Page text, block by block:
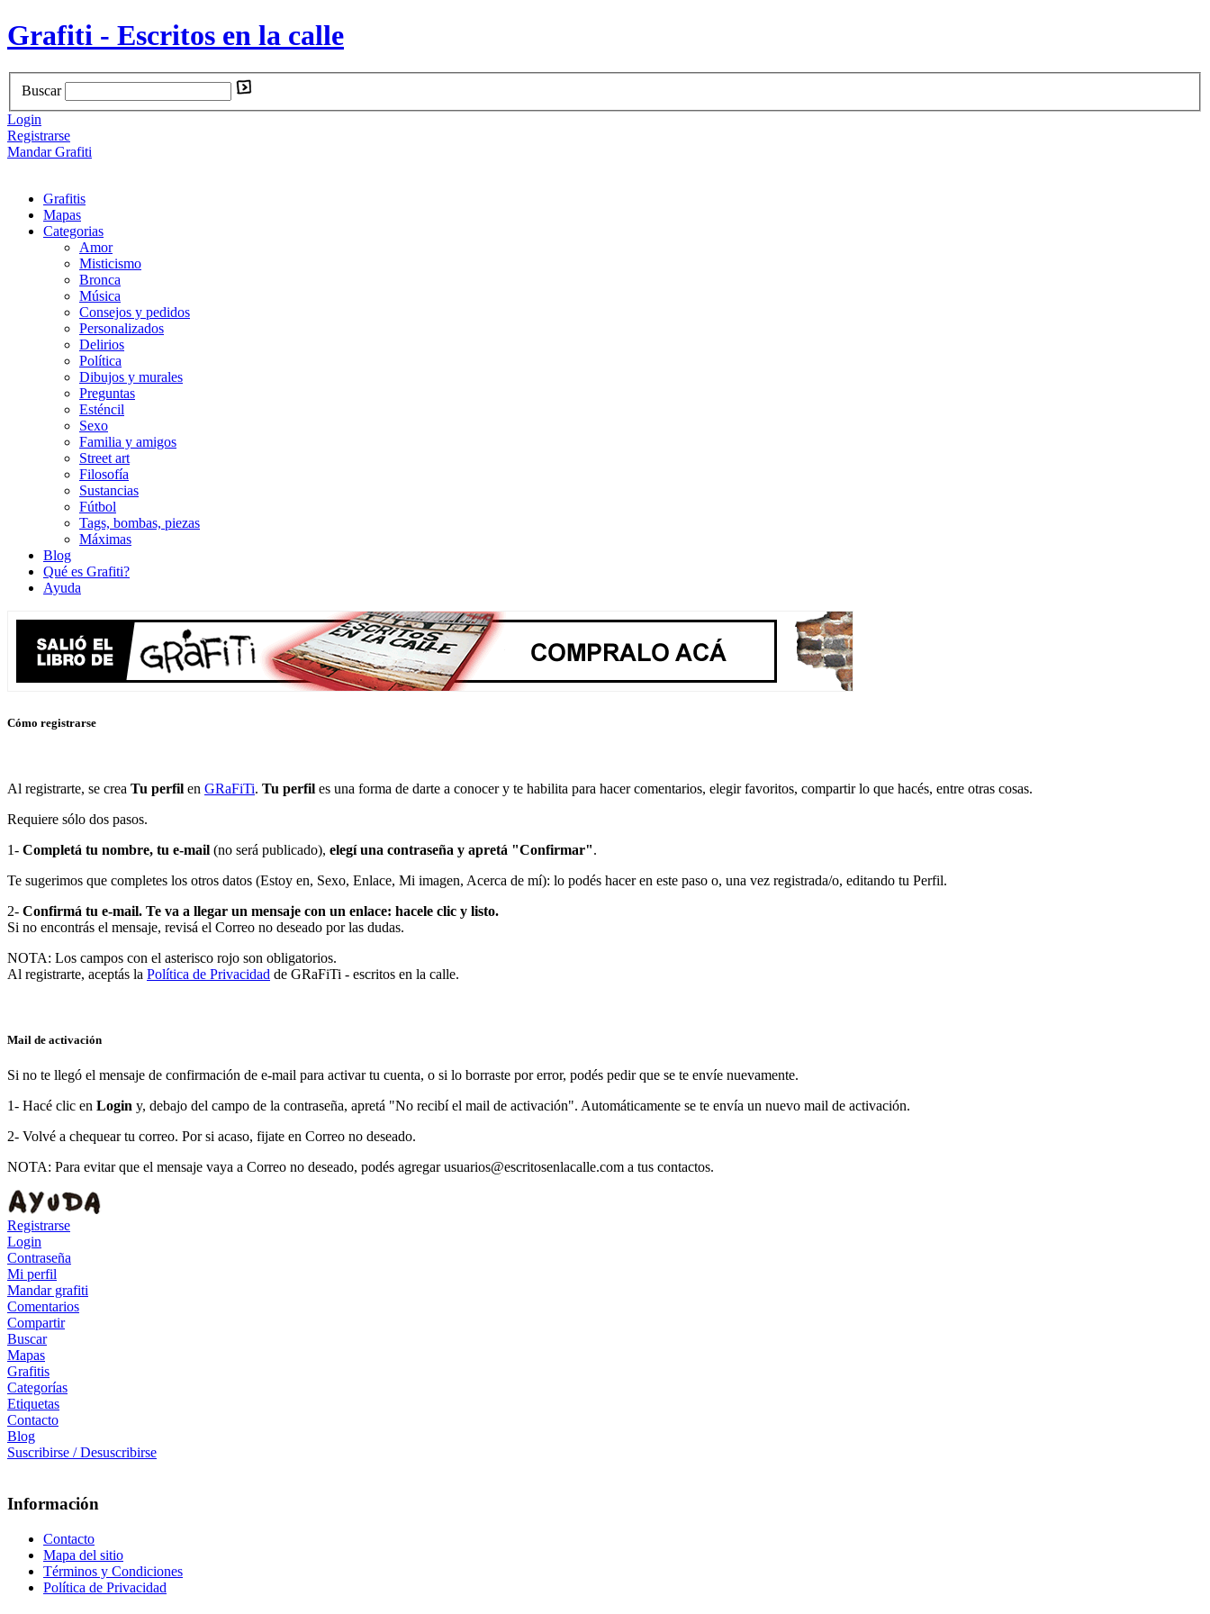
Grafiti - Escritos en la calle
Buscar
Login
Registrarse
Mandar Grafiti
Grafitis
Mapas
Categorias
Amor
Misticismo
Bronca
Música
Consejos y pedidos
Personalizados
Delirios
Política
Dibujos y murales
Preguntas
Esténcil
Sexo
Familia y amigos
Street art
Filosofía
Sustancias
Fútbol
Tags, bombas, piezas
Máximas
Blog
Qué es Grafiti?
Ayuda
Cómo registrarse
Al registrarte, se crea Tu perfil en GRaFiTi. Tu perfil es una forma de darte a conocer y te habilita para hacer comentarios, elegir favoritos, compartir lo que hacés, entre otras cosas.
Requiere sólo dos pasos.
1- Completá tu nombre, tu e-mail (no será publicado), elegí una contraseña y apretá "Confirmar".
Te sugerimos que completes los otros datos (Estoy en, Sexo, Enlace, Mi imagen, Acerca de mí): lo podés hacer en este paso o, una vez registrada/o, editando tu Perfil.
2- Confirmá tu e-mail. Te va a llegar un mensaje con un enlace: hacele clic y listo.
Si no encontrás el mensaje, revisá el Correo no deseado por las dudas.
NOTA: Los campos con el asterisco rojo son obligatorios.
Al registrarte, aceptás la Política de Privacidad de GRaFiTi - escritos en la calle.
Mail de activación
Si no te llegó el mensaje de confirmación de e-mail para activar tu cuenta, o si lo borraste por error, podés pedir que se te envíe nuevamente.
1- Hacé clic en Login y, debajo del campo de la contraseña, apretá "No recibí el mail de activación". Automáticamente se te envía un nuevo mail de activación.
2- Volvé a chequear tu correo. Por si acaso, fijate en Correo no deseado.
NOTA: Para evitar que el mensaje vaya a Correo no deseado, podés agregar usuarios@escritosenlacalle.com a tus contactos.
Registrarse
Login
Contraseña
Mi perfil
Mandar grafiti
Comentarios
Compartir
Buscar
Mapas
Grafitis
Categorías
Etiquetas
Contacto
Blog
Suscribirse / Desuscribirse
Información
Contacto
Mapa del sitio
Términos y Condiciones
Política de Privacidad